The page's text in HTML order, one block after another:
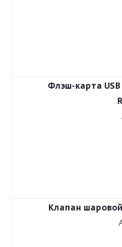
Флэш-карта USB
Клапан шаровой